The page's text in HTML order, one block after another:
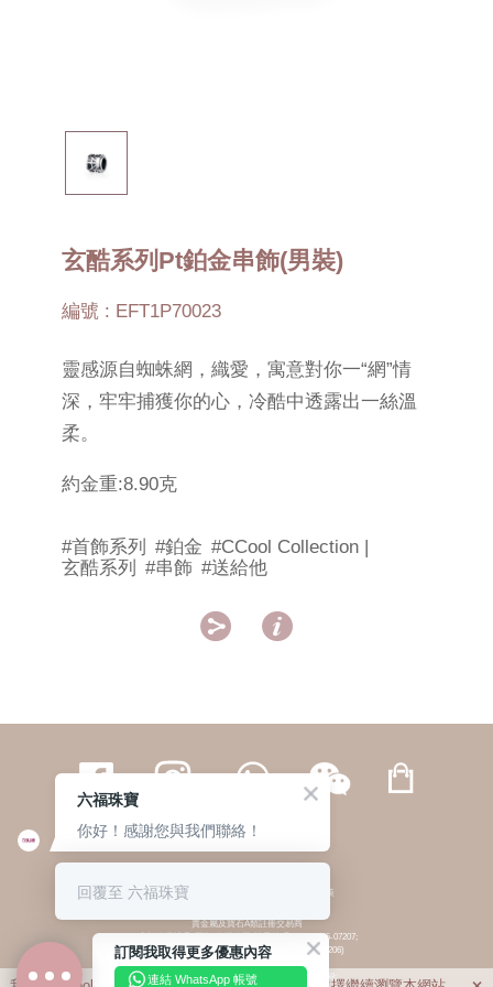
玄酷系列Pt鉑金串飾(男裝)
編號 : EFT1P70023
靈感源自蜘蛛網，織愛，寓意對你一“網”情
深，牢牢捕獲你的心，冷酷中透露出一絲溫
柔。
約金重:8.90克
#首飾系列 #鉑金 #CCool Collection |
玄酷系列
#串飾 #送給他
 
繁體 | 簡体
© 六福集團 版權所有 不得轉載 私隱政策
貴金屬及寶石A類註冊交易商
(六福企業禮品(國際)有限公司-註冊號碼:A-B-24-05-07207;
六福電子商貿有限公司-註冊號碼:A-B-24-05-07206)
貴金屬及寶石B類註冊交易商
(六福集團有限公司-註冊號碼:B-B-24-05-07258;
訂閱我取得更多優惠內容
連結 WhatsApp 帳號
六福珠寶
你好！感謝您與我們聯絡！
回覆至 六福珠寶